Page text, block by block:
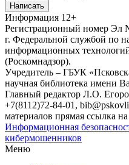
Написать
Информация 12+
Регистрационный номер Эл
г. Федеральной службой по
информационных
(Роскомнадзор).
Учредитель – ГБУК
научная библиотека имени
Главный редактор Л.О.
+7(8112)72-84-01,
материалов прямая ссылка
Информационная
кибермошенников
Меню